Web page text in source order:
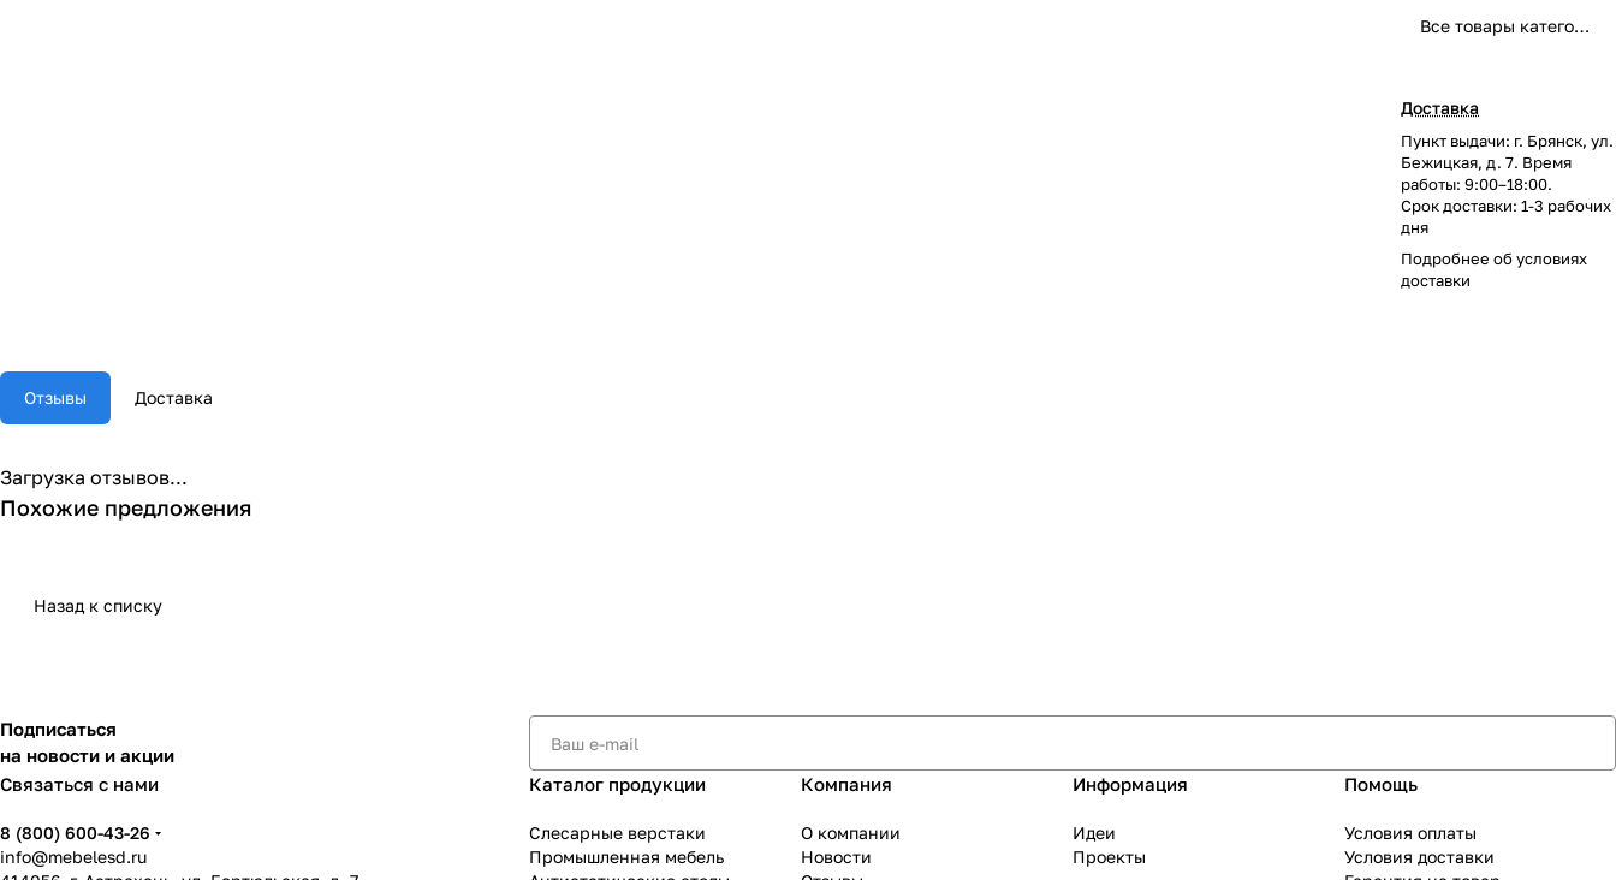
Все товары категории
Доставка
Пункт выдачи: г. Брянск, ул.
Бежицкая, д. 7. Время
работы: 9:00–18:00.
Срок доставки: 1-3 рабочих
дня
Подробнее обусловиях
доставки
Отзывы Доставка
Загрузка отзывов...
Похожие предложения
Назад к списку
Подписаться
на новости и акции
Связаться с нами
8 (800) 600-43-26
info@mebelesd.ru
Каталог продукции
Слесарные верстаки
Промышленная мебель
Компания
О компании
Новости
Информация
Идеи
Проекты
Помощь
Условия оплаты
Условия доставки